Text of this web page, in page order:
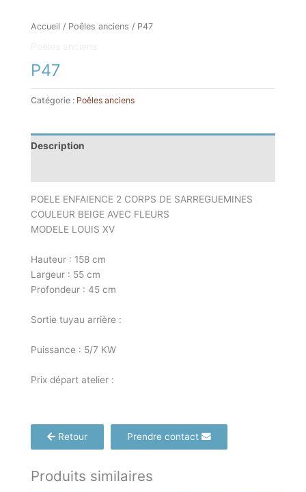
Accueil / Poêles anciens / P47
P47
Catégorie : Poêles anciens
Description
POELE ENFAIENCE 2 CORPS DE SARREGUEMINES
COULEUR BEIGE AVEC FLEURS
MODELE LOUIS XV
Hauteur : 158 cm
Largeur : 55 cm
Profondeur : 45 cm
Sortie tuyau arrière :
Puissance : 5/7 KW
Prix départ atelier :
Retour Prendre contact
Produits similaires